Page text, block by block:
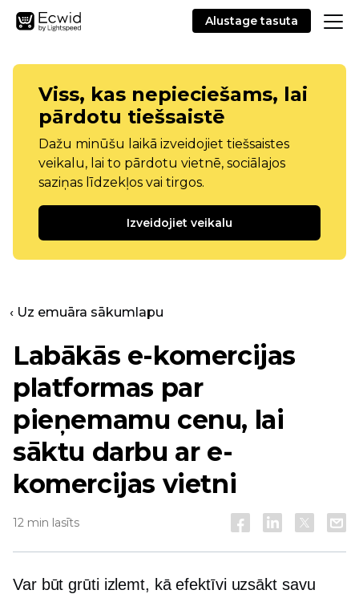
Alustage tasuta
Viss, kas nepieciešams, lai
pārdotu tiešsaistē
Dažu minūšu laikā izveidojiet tiešsaistes
veikalu, lai to pārdotu vietnē, sociālajos
saziņas līdzekļos vai tirgos.
Izveidojiet veikalu
‹ Uz emuāra sākumlapu
Labākās e-komercijas
platformas par
pieņemamu cenu, lai
sāktu darbu ar e-
komercijas vietni
12 min lasīts
Var būt grūti izlemt, kā efektīvi uzsākt savu